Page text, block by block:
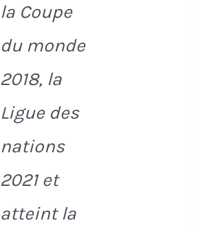
la Coupe
du monde
2018, la
Ligue des
nations
2021 et
atteint la